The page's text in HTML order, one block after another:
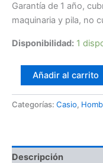
Garantía de 1 año,
maquinaria y pila, no
Disponibilidad: 1
Añadir al carrito
Categorías: Casio,
Descripción